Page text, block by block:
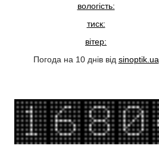
вологість:
тиск:
вітер:
Погода на 10 днів від sinoptik.ua